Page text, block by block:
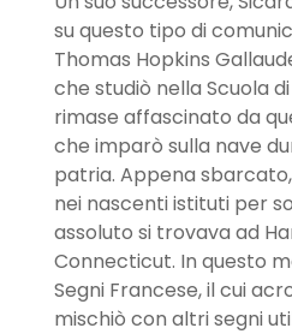
su questo tipo di
Thomas Hopkins
che studiò nella Scuola
rimase affascinato da
che imparò sulla nave
patria. Appena
nei nascenti istituti per
assoluto si trovava ad
Connecticut. In questo
Segni Francese, il cui
mischiò con altri segni